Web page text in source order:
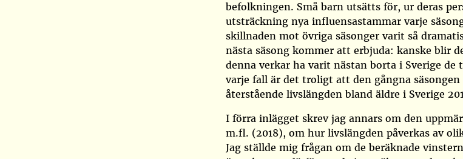
befolkningen. Små barn utsätts för, ur deras
utsträckning nya influensastammar varje
skillnaden mot övriga säsonger varit så
nästa säsong kommer att erbjuda: kanske blir
denna verkar ha varit nästan borta i Sverige de
varje fall är det troligt att den gångna
återstående livslängden bland äldre i Sverige
I förra inlägget skrev jag annars om den
m.fl. (2018), om hur livslängden påverkas av
Jag ställde mig frågan om de beräknade